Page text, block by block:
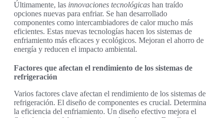
Últimamente, las innovaciones tecnológicas han traído
opciones nuevas para enfriar. Se han desarrollado
componentes como intercambiadores de calor mucho más
eficientes. Estas nuevas tecnologías hacen los sistemas de
enfriamiento más eficaces y ecológicos. Mejoran el ahorro de
energía y reducen el impacto ambiental.
Factores que afectan el rendimiento de los sistemas de
refrigeración
Varios factores clave afectan el rendimiento de los sistemas de
refrigeración. El diseño de componentes es crucial. Determina
la eficiencia del enfriamiento. Un diseño efectivo mejora el